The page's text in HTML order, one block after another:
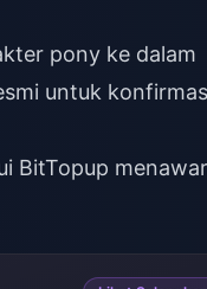
pony ke dalam
untuk
BitTopup